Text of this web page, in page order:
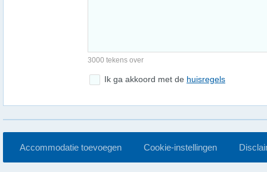
3000 tekens over
Ik ga akkoord met de huisregels
Accommodatie toevoegen Cookie-instellingen